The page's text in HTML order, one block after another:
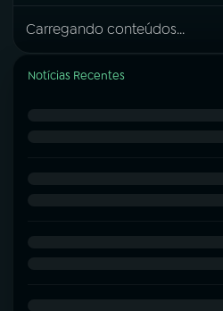
Carregando conteúdos...
Notícias Recentes